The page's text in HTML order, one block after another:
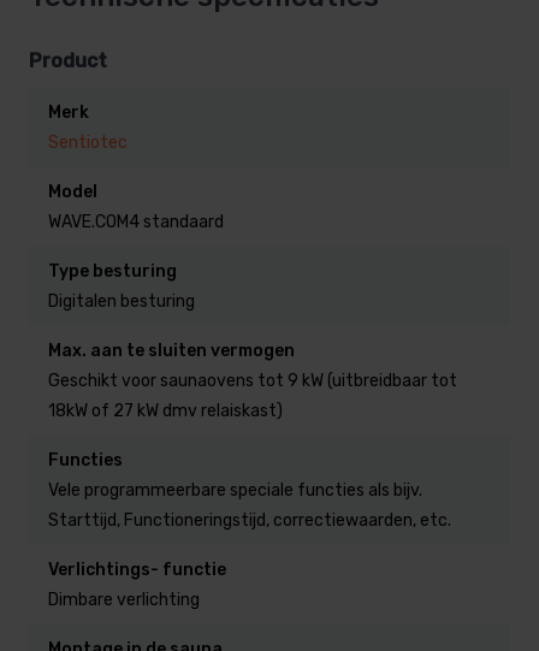
vormgegeven houten bediendeel.
Temperatuurbestendig tot 120°C
Digitale weergave van temperatuur
Sturing van de verdamper gebeurt standaard
luchtvochtigheid bij de EXACT uitvoering.
Relaiskast kan bijvoorbeeld op het dak van de
sauna of in een technische ruimte worden
geplaatst.
Het bediendeel kan zogewenst op grote afstand
van de relaiskast / saunacabine worden
geplaatst.
Tijdsvoorprogrammeerbaar van 4 tot 24u
Temperatuurinstelling van 30°C tot 110°C (in
Product
Merk
Sentiotec
Model
WAVE.COM4 standaard
Type besturing
Digitalen besturing
Max. aan te sluiten vermogen
Geschikt voor saunaovens tot 9 kW (uitbreidbaar tot
18kW of 27 kW dmv relaiskast)
Functies
Vele programmeerbare speciale functies als bijv.
Starttijd, Functioneringstijd, correctiewaarden, etc.
Verlichtings- functie
Dimbare verlichting